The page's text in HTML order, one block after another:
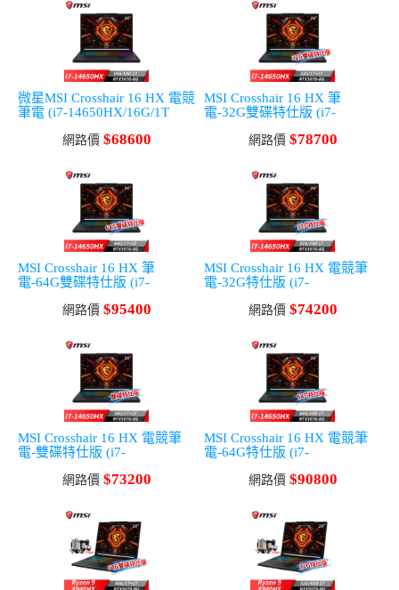
微星MSI Crosshair 16 HX 電競
筆電 (i7-14650HX/16G/1T
網路價 $68600
MSI Crosshair 16 HX 筆
電-32G雙碟特仕版 (i7-
0-8G/Win11)
網路價 $78700
MSI Crosshair 16 HX 筆
電-64G雙碟特仕版 (i7-
0-8G/Win11)
網路價 $95400
MSI Crosshair 16 HX 電競筆
電-32G特仕版 (i7-
SSD/RTX5070-8G/Win11)
網路價 $74200
MSI Crosshair 16 HX 電競筆
電-雙碟特仕版 (i7-
0-8G/Win11)
網路價 $73200
MSI Crosshair 16 HX 電競筆
電-64G特仕版 (i7-
SSD/RTX5070-8G/Win11)
網路價 $90800